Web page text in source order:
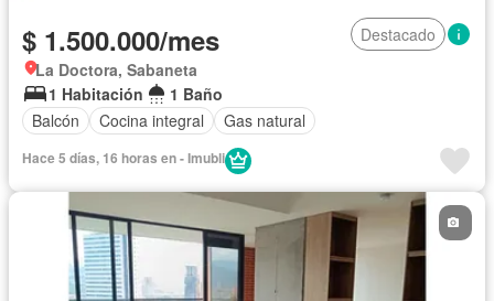
$ 1.500.000/mes
Destacado
La Doctora, Sabaneta
1 Habitación
1 Baño
Balcón
Cocina integral Gas natural
Hace 5 días, 16 horas en - Imubli